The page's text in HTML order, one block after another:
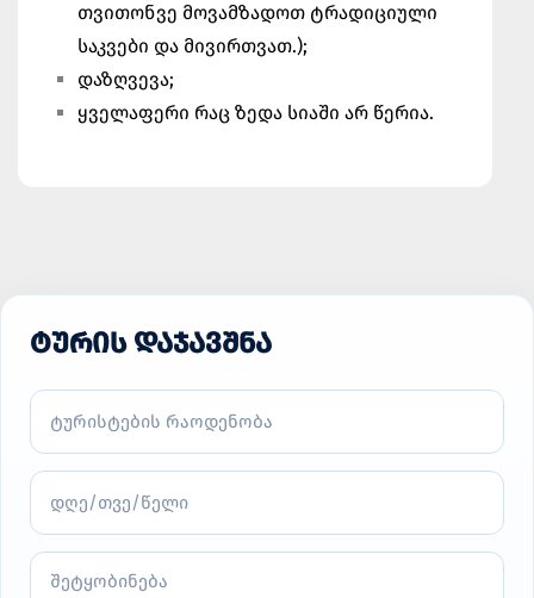
თვითონვე მოვამზადოთ ტრადიციული
საკვები და მივირთვათ.);
დაზღვევა;
ყველაფერი რაც ზედა სიაში არ წერია.
ᲢᲣᲠᲘᲡ ᲓᲐᲯᲐᲕᲨᲜᲐ